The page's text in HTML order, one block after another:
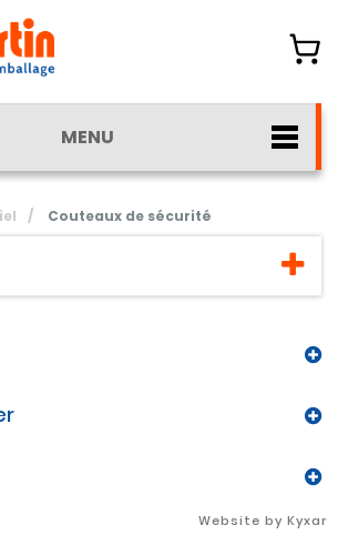
MENU
/ Couteaux de sécurité
Website by Kyxar